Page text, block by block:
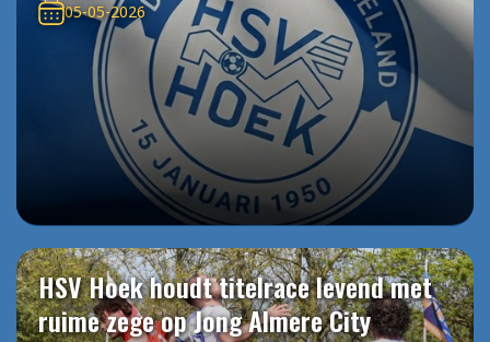
05-05-2026
HSV Hoek houdt titelrace levend met
ruime zege op Jong Almere City